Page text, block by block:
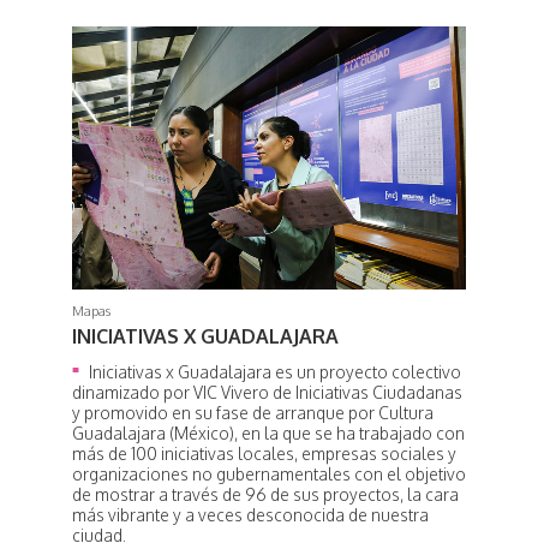
Mapas
INICIATIVAS X GUADALAJARA
Iniciativas x Guadalajara es un proyecto colectivo
dinamizado por VIC Vivero de Iniciativas Ciudadanas
y promovido en su fase de arranque por Cultura
Guadalajara (México), en la que se ha trabajado con
más de 100 iniciativas locales, empresas sociales y
organizaciones no gubernamentales con el objetivo
de mostrar a través de 96 de sus proyectos, la cara
más vibrante y a veces desconocida de nuestra
ciudad.